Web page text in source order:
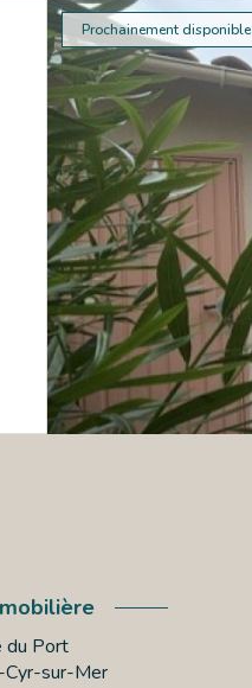
Prochainement disponible
du Port
Cyr-sur-Mer